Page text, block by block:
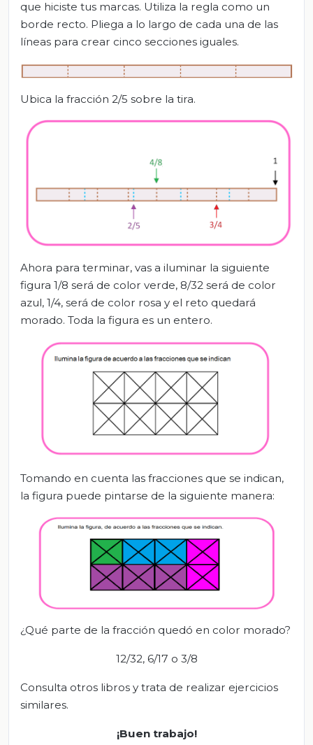
que hiciste tus marcas. Utiliza la regla como un
borde recto. Pliega a lo largo de cada una de las
líneas para crear cinco secciones iguales.
Ubica la fracción 2/5 sobre la tira.
Ahora para terminar, vas a iluminar la siguiente
figura 1/8 será de color verde, 8/32 será de color
azul, 1/4, será de color rosa y el reto quedará
morado. Toda la figura es un entero.
Tomando en cuenta las fracciones que se indican,
la figura puede pintarse de la siguiente manera:
¿Qué parte de la fracción quedó en color morado?
12/32, 6/17 o 3/8
Consulta otros libros y trata de realizar ejercicios
similares.
¡Buen trabajo!